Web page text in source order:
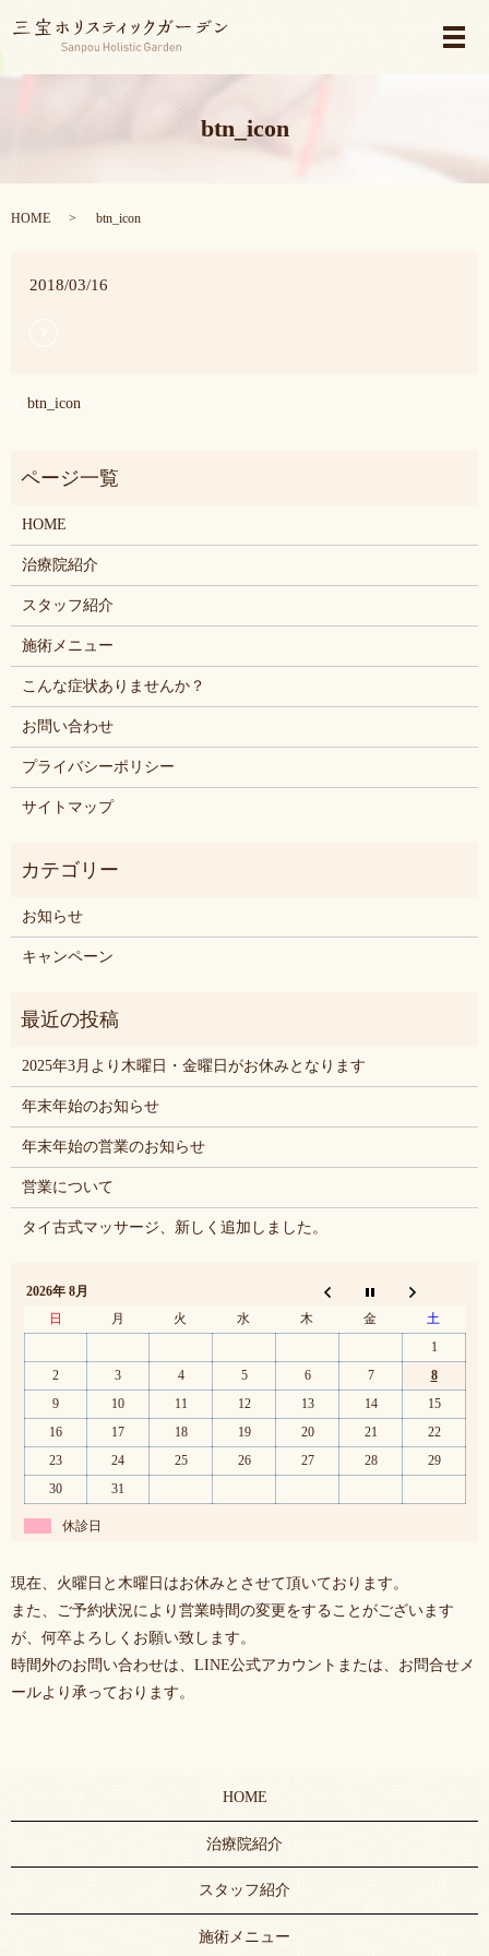
メ
btn_icon
HOME btn_icon
2018/03/16
btn_icon
HOME
治療院紹介
スタッフ紹介
施術メニュー
こんな症状ありませんか？
お問い合わせ
プライバシーポリシー
サイトマップ
お知らせ
キャンペーン
2025年3月より木曜日・金曜日がお休みとなります
年末年始のお知らせ
年末年始の営業のお知らせ
営業について
タイ古式マッサージ、新しく追加しました。
2026年 8月
日
月 火 水 木 金
土
1
2
3 4 5 6 7
8
9
10 11 12 13 14
15
16
17 18 19 20 21
22
23
24 25 26 27 28
29
30
31
休診日
現在、火曜日と木曜日はお休みとさせて頂いております。
また、ご予約状況により営業時間の変更をすることがございます
が、何卒よろしくお願い致します。
時間外のお問い合わせは、LINE公式アカウントまたは、お問合せメ
ールより承っております。
HOME
治療院紹介
スタッフ紹介
施術メニュー